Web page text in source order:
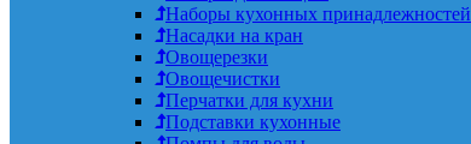
Наборы кухонных принадлежностей
Насадки на кран
Овощерезки
Овощечистки
Перчатки для кухни
Подставки кухонные